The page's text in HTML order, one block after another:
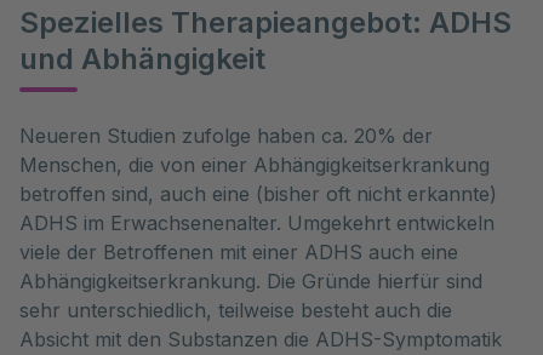
Spezielles Therapieangebot: ADHS
und Abhängigkeit
Neueren Studien zufolge haben ca. 20% der
Menschen, die von einer Abhängigkeitserkrankung
betroffen sind, auch eine (bisher oft nicht erkannte)
ADHS im Erwachsenenalter. Umgekehrt entwickeln
viele der Betroffenen mit einer ADHS auch eine
Abhängigkeitserkrankung. Die Gründe hierfür sind
sehr unterschiedlich, teilweise besteht auch die
Absicht mit den Substanzen die ADHS-Symptomatik